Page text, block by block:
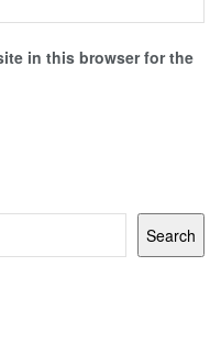
in this browser for the
Search